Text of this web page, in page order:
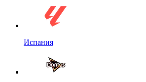
Испания